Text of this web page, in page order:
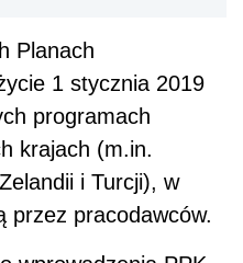
Planach
1 stycznia 2019
programach
krajach (m.in.
i Turcji), w
przez pracodawców.